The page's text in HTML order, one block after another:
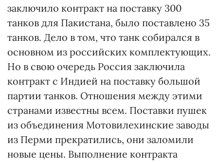
заключило контракт на поставку 300
танков для Пакистана, было поставлено 35
танков. Дело в том, что танк собирался в
основном из российских комплектующих.
Но в свою очередь Россия заключила
контракт с Индией на поставку большой
партии танков. Отношения между этими
странами известны всем. Поставки пушек
из объединения Мотовилехинские заводы
из Перми прекратились, они заломили
новые цены. Выполнение контракта